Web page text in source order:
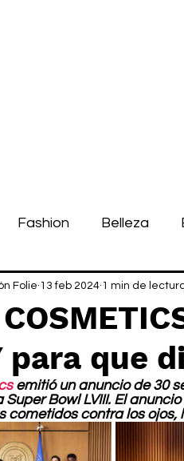
Fashion Belleza
para que
Folie 13 feb 2024 1 min de
emitió un anuncio de 30
Super Bowl LVIII. El
cometidos contra los ojos,